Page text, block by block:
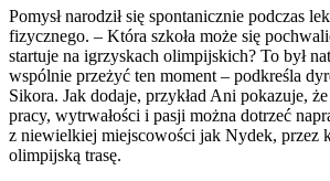
Pomysł narodził się spontanicznie podczas
fizycznego. – Która szkoła może się
startuje na igrzyskach olimpijskich? To był
wspólnie przeżyć ten moment – podkreśla
Sikora. Jak dodaje, przykład Ani pokazuje,
pracy, wytrwałości i pasji można dotrzeć
z niewielkiej miejscowości jak Nydek, przez
olimpijską trasę.